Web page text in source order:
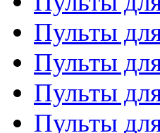
Пульты
Пульты
Пульты
Пульты